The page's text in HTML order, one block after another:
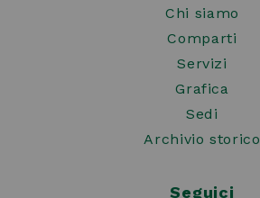
Chi siamo
Comparti
Servizi
Grafica
Sedi
Archivio storico
Seguici